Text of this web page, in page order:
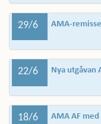
29/6 AMA-
22/6 Nya utgåvan
18/6
AMA AF